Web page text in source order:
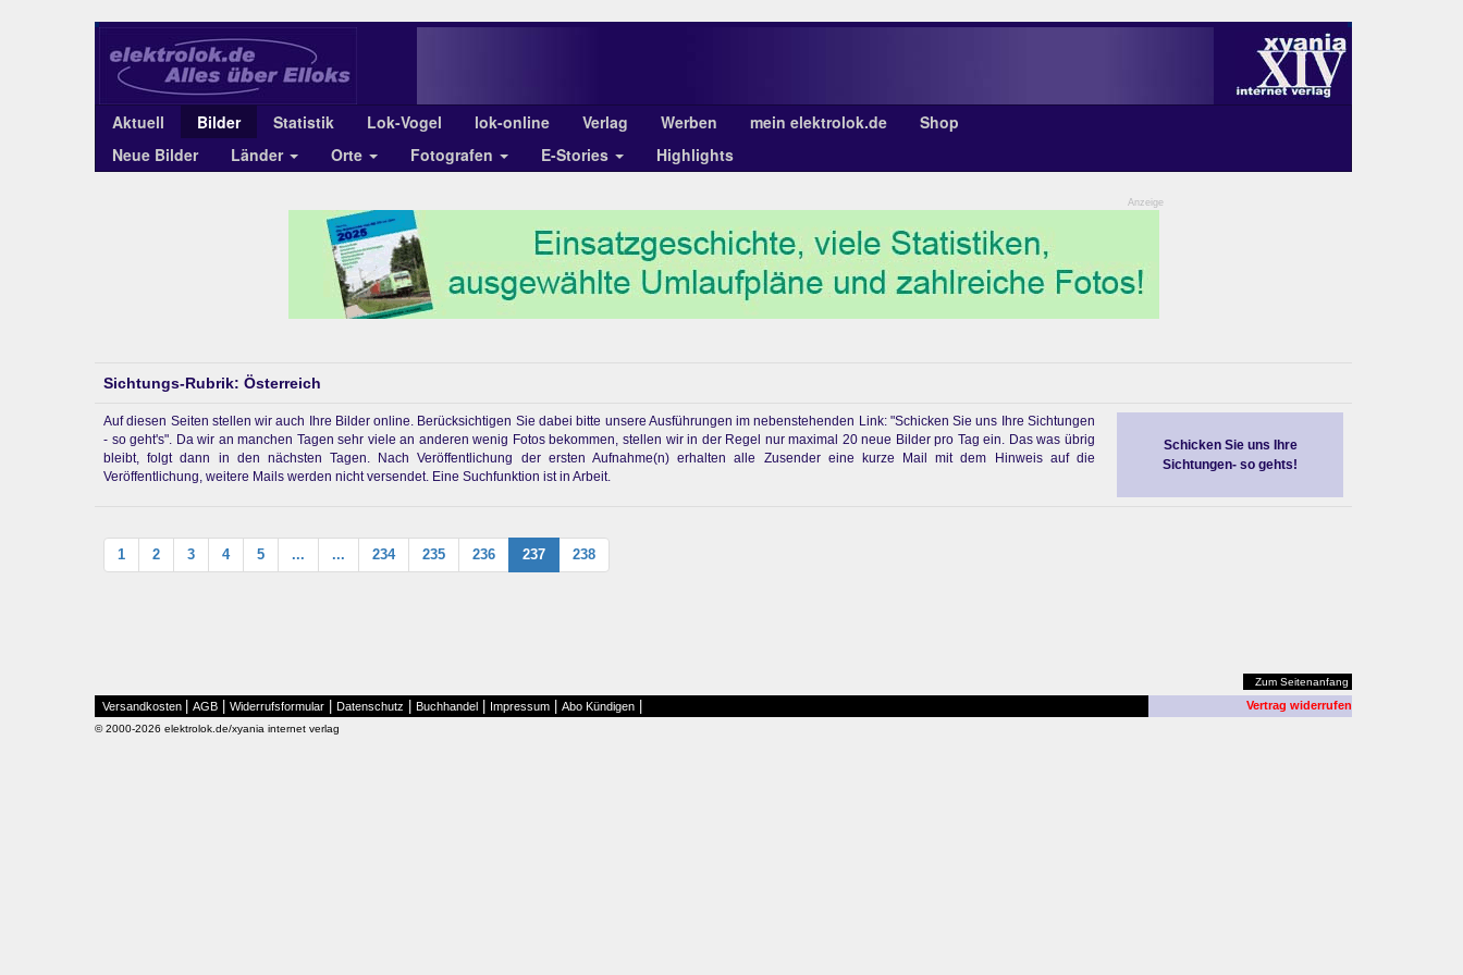
Aktuell Bilder Statistik Lok-Vogel lok-online Verlag Werben mein elektrolok.de
Shop
Neue Bilder
Länder Orte Fotografen E-Stories Highlights
Anzeige
Sichtungs-Rubrik: Österreich
Auf diesen Seiten stellen wir auch Ihre Bilder online. Berücksichtigen Sie dabei bitte unsere Ausführungen im nebenstehenden Link: "Schicken Sie uns Ihre Sichtungen
- so geht's". Da wir an manchen Tagen sehr viele an anderen wenig Fotos bekommen, stellen wir in der Regel nur maximal 20 neue Bilder pro Tag ein. Das was übrig
bleibt, folgt dann in den nächsten Tagen. Nach Veröffentlichung der ersten Aufnahme(n) erhalten alle Zusender eine kurze Mail mit dem Hinweis auf die
Veröffentlichung, weitere Mails werden nicht versendet. Eine Suchfunktion ist in Arbeit.
Schicken Sie uns Ihre
Sichtungen- so gehts!
1 2 3 4 5 ... ... 234 235 236 237 238
Zum Seitenanfang
Versandkosten AGB Widerrufsformular Datenschutz Buchhandel Impressum Abo Kündigen Vertrag widerrufen
© 2000-2026 elektrolok.de/xyania internet verlag